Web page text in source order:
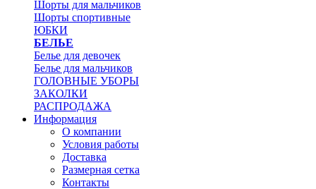
Шорты для мальчиков
Шорты спортивные
ЮБКИ
БЕЛЬЕ
Белье для девочек
Белье для мальчиков
ГОЛОВНЫЕ УБОРЫ
ЗАКОЛКИ
РАСПРОДАЖА
Информация
О компании
Условия работы
Доставка
Размерная сетка
Контакты